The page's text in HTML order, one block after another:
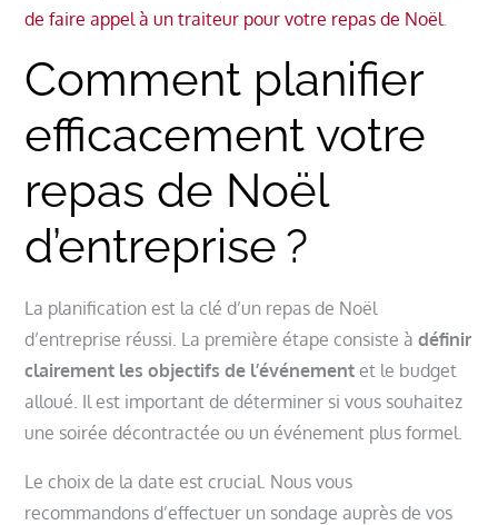
de faire appel à un traiteur pour votre repas de Noël.
Comment planifier
efficacement votre
repas de Noël
d’entreprise ?
La planification est la clé d’un repas de Noël
d’entreprise réussi. La première étape consiste àdéfinir
clairement les objectifs de l’événement et le budget
alloué. Il est important de déterminer si vous souhaitez
une soirée décontractée ou un événement plus formel.
Le choix de la date est crucial. Nous vous
recommandons d’effectuer un sondage auprès de vos